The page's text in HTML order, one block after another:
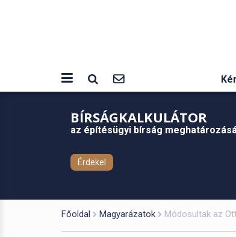
BÍRSÁGKALKULÁTOR
az építésügyi bírság
Érdekel
Főoldal Magyarázatok Módosultak az